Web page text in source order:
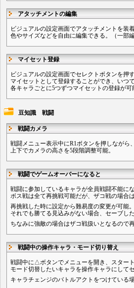
アタッチメントの編集
ビジュアルの設定画面でアタッチメントを装
色やサイズなどを自由に編集できる。（一部
マイセット登録
ビジュアルの設定画面でセレクトボタンを押
マイセットとして登録することができ、いつ
各キャラごとに5つずつマイセットの登録が可
豆知識 戦闘
戦闘カメラ
戦闘メニュー表示中にR1ボタンを押しながら
上下でカメラの高さを5段階調整可能。
戦闘でゲームオーバーになると
戦闘に参加しているキャラが全員戦闘不能に
ボス戦は全て再挑戦可能だが、ザコ戦の場合
再挑戦した時に設定から難易度の変更が可能
それでも勝てる見込みがない場合、セーブし
ちなみに強敵の場合はザコ戦扱いとなるので
戦闘中の操作キャラ・モード切り替え
戦闘中に△ボタンでメニューを開き、スター
モード切替したいキャラを操作キャラにして
キャラチェンジのバトルアクトをつけている